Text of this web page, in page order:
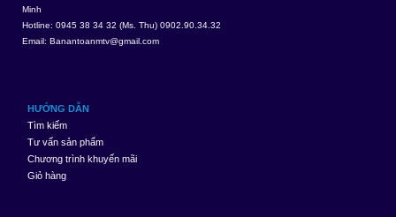
Minh
Hotline: 0945 38 34 32 (Ms. Thu) 0902.90.34.32
Email: Banantoanmtv@gmail.com
HƯỚNG DẪN
Tìm kiếm
Tư vấn sản phẩm
Chương trình khuyến mãi
Giỏ hàng